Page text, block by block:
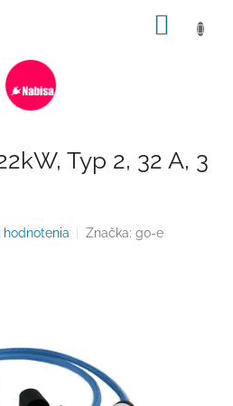
Typ 2, 32 A, 3
hodnotenia Značka: go-e